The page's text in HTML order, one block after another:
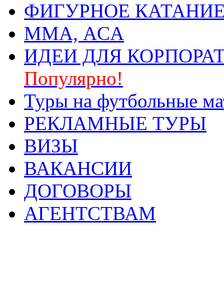
ФИГУРНОЕ
ММА, ACA
ИДЕИ ДЛЯ
Популярно!
Туры на футбольные
РЕКЛАМНЫЕ ТУРЫ
ВИЗЫ
ВАКАНСИИ
ДОГОВОРЫ
АГЕНТСТВАМ